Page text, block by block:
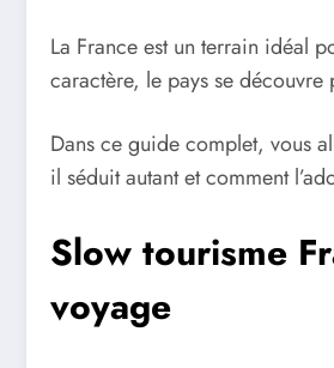
La France est un terrain idéal
caractère, le pays se découvre
Dans ce guide complet, vous
il séduit autant et comment
Slow tourisme
voyage